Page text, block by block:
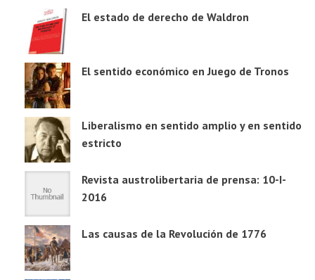
El estado de derecho de Waldron
El sentido económico en Juego de Tronos
Liberalismo en sentido amplio y en sentido
estricto
Revista austrolibertaria de prensa: 10-I-
2016
Las causas de la Revolución de 1776